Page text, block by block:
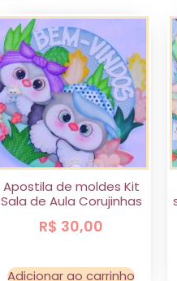
Apostila de moldes Kit
Sala de Aula Corujinhas
R$ 30,00
Adicionar ao carrinho